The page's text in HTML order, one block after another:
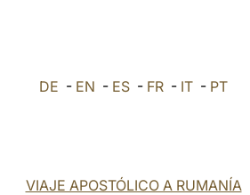
DE - EN - ES - FR - IT - PT
VIAJE APOSTÓLICO A RUMANÍA